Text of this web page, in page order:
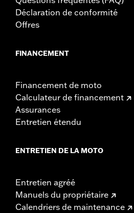
Déclaration de conformité
Offres
FINANCEMENT
Financement de moto
Calculateur de financement
Assurances
Entretien étendu
ENTRETIEN DE LA MOTO
Entretien agréé
Manuels du propriétaire
Calendriers de maintenance